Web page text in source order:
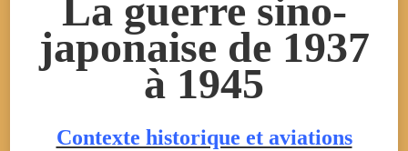
La guerre sino-
japonaise de 1937
à 1945
Contexte historique et aviations